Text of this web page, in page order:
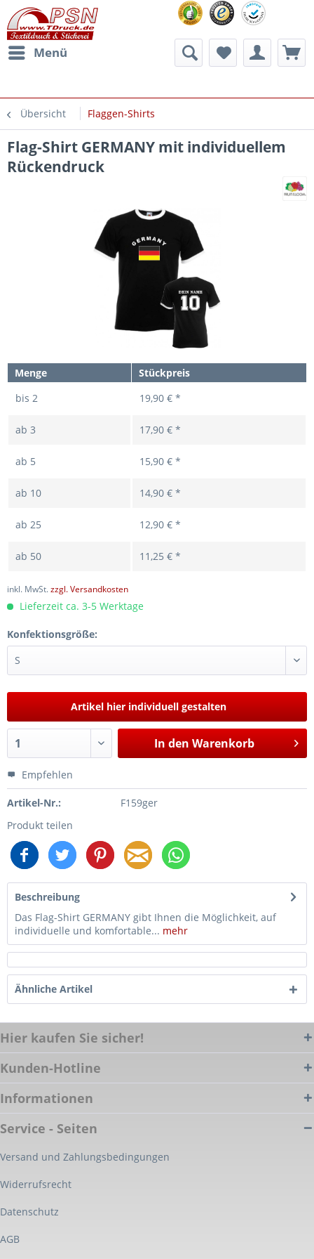
Menü
Übersicht Flaggen-Shirts
Flag-Shirt GERMANY mit individuellem
Rückendruck
Menge
Stückpreis
bis 2 19,90 € *
ab 3 17,90 € *
ab 5 15,90 € *
ab 10 14,90 € *
ab 25 12,90 € *
ab 50 11,25 € *
inkl. MwSt.zzgl. Versandkosten
Lieferzeit ca. 3-5 Werktage
Konfektionsgröße:
Artikel hier individuell gestalten
In den Warenkorb
Empfehlen
Artikel-Nr.:
F159ger
Produkt teilen
Beschreibung
Das Flag-Shirt GERMANY gibt Ihnen die Möglichkeit, auf
individuelle und komfortable... mehr
Ähnliche Artikel
Hier kaufen Sie sicher!
Kunden-Hotline
Informationen
Service - Seiten
Versand und Zahlungsbedingungen
Widerrufsrecht
Datenschutz
AGB